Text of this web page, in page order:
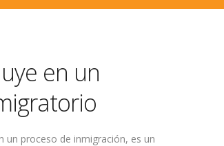
en un
un proceso de inmigración, es un